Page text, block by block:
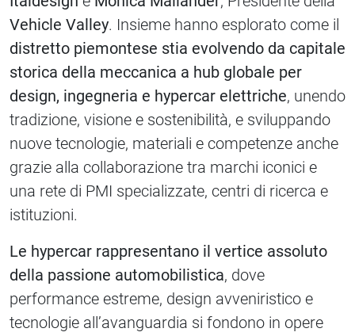
Vehicle Valley. Insieme hanno esplorato come il
distretto piemontese stia evolvendo da capitale
storica della meccanica a hub globale per
design, ingegneria e hypercar elettriche, unendo
tradizione, visione e sostenibilità, e sviluppando
nuove tecnologie, materiali e competenze anche
grazie alla collaborazione tra marchi iconici e
una rete di PMI specializzate, centri di ricerca e
istituzioni.
Le hypercar rappresentano il vertice assoluto
della passione automobilistica, dove
performance estreme, design avveniristico e
tecnologie all’avanguardia si fondono in opere